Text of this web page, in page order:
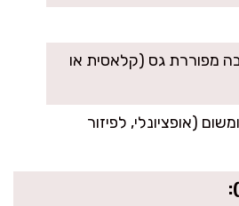
מפוררת גס (קלאסית או
(אופציונלי, לפיזור